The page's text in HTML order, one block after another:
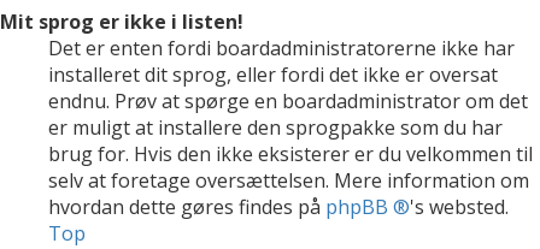
Mit sprog er ikke i listen!
Det er enten fordi boardadministratorerne ikke har
installeret dit sprog, eller fordi det ikke er oversat
endnu. Prøv at spørge en boardadministrator om det
er muligt at installere den sprogpakke som du har
brug for. Hvis den ikke eksisterer er du velkommen til
selv at foretage oversættelsen. Mere information om
hvordan dette gøres findes på phpBB ®'s websted.
Top